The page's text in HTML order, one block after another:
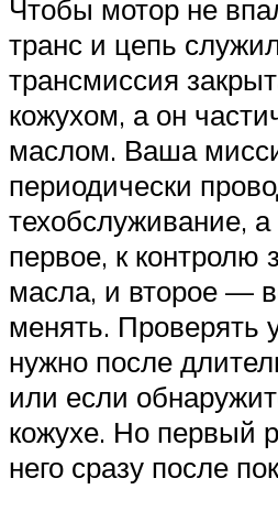
Чтобы мотор не
транс и цепь
трансмиссия
кожухом, а он
маслом. Ваша
периодически
техобслуживание, а
первое, к контролю
масла, и второе —
менять. Проверять
нужно после
или если
кожухе. Но первый
него сразу после